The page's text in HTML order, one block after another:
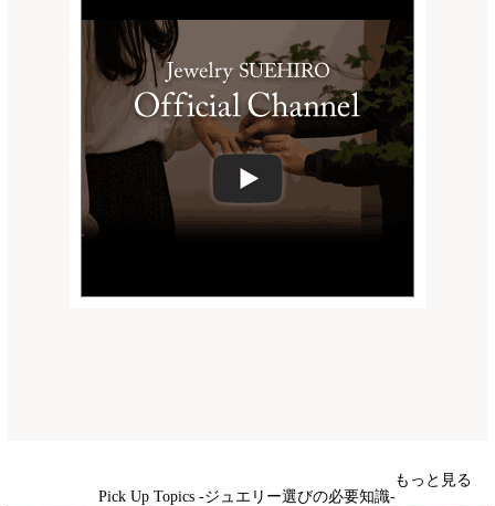
Pick Up Topics -ジュエリー選びの必要知識-
もっと見る